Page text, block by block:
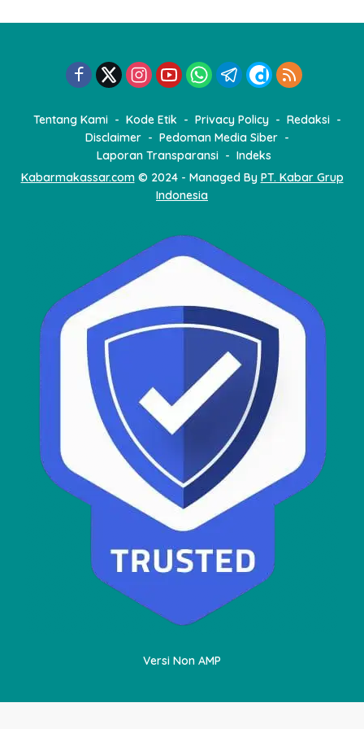
a
Tentang Kami Kode Etik Privacy Policy
Redaksi
Disclaimer
Pedoman Media Siber
Laporan Transparansi
Indeks
Kabarmakassar.com© 2024 - Managed By PT. Kabar Grup
Indonesia
Versi Non AMP